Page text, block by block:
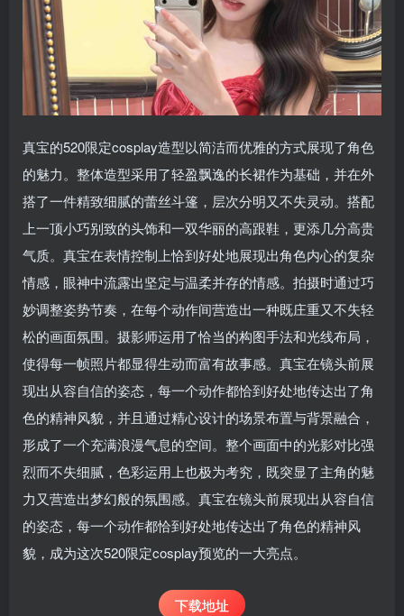
真宝的520限定cosplay造型以简洁而优雅的方式展现了角色
的魅力。整体造型采用了轻盈飘逸的长裙作为基础，并在外
搭了一件精致细腻的蕾丝斗篷，层次分明又不失灵动。搭配
上一顶小巧别致的头饰和一双华丽的高跟鞋，更添几分高贵
气质。真宝在表情控制上恰到好处地展现出角色内心的复杂
情感，眼神中流露出坚定与温柔并存的情感。拍摄时通过巧
妙调整姿势节奏，在每个动作间营造出一种既庄重又不失轻
松的画面氛围。摄影师运用了恰当的构图手法和光线布局，
使得每一帧照片都显得生动而富有故事感。真宝在镜头前展
现出从容自信的姿态，每一个动作都恰到好处地传达出了角
色的精神风貌，并且通过精心设计的场景布置与背景融合，
形成了一个充满浪漫气息的空间。整个画面中的光影对比强
烈而不失细腻，色彩运用上也极为考究，既突显了主角的魅
力又营造出梦幻般的氛围感。真宝在镜头前展现出从容自信
的姿态，每一个动作都恰到好处地传达出了角色的精神风
貌，成为这次520限定cosplay预览的一大亮点。
下载地址